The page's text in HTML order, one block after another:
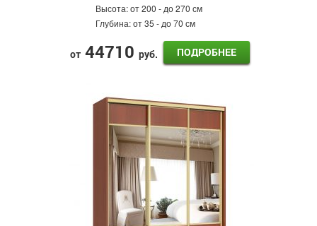
Высота:от 200 - до 270 см
Глубина:от 35 - до 70 см
от 44710 руб. ПОДРОБНЕЕ